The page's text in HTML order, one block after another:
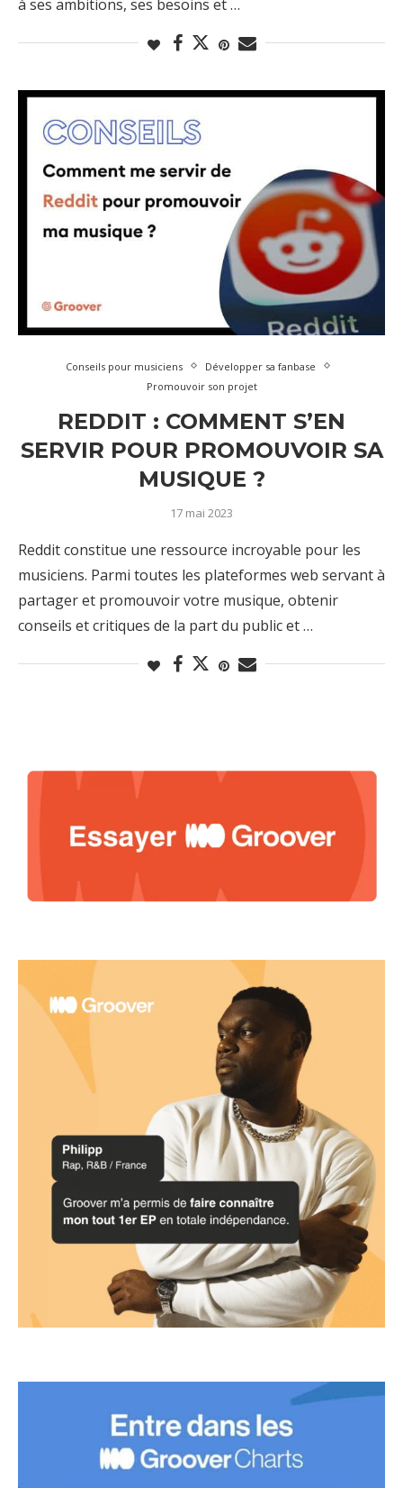
à ses ambitions, ses besoins et …
Conseils pour musiciens
Développer sa fanbase
Promouvoir son projet
REDDIT : COMMENT S’EN
SERVIR POUR PROMOUVOIR SA
MUSIQUE ?
17 mai 2023
Reddit constitue une ressource incroyable pour les
musiciens. Parmi toutes les plateformes web servant à
partager et promouvoir votre musique, obtenir
conseils et critiques de la part du public et …